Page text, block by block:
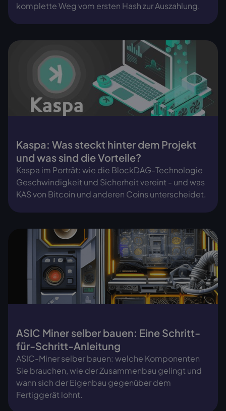
komplette Weg vom ersten Hash zur Auszahlung.
Kaspa: Was steckt hinter dem Projekt
und was sind die Vorteile?
Kaspa im Porträt: wie die BlockDAG-Technologie
Geschwindigkeit und Sicherheit vereint - und was
KAS von Bitcoin und anderen Coins unterscheidet.
ASIC Miner selber bauen: Eine Schritt-
für-Schritt-Anleitung
ASIC-Miner selber bauen: welche Komponenten
Sie brauchen, wie der Zusammenbau gelingt und
wann sich der Eigenbau gegenüber dem
Fertiggerät lohnt.